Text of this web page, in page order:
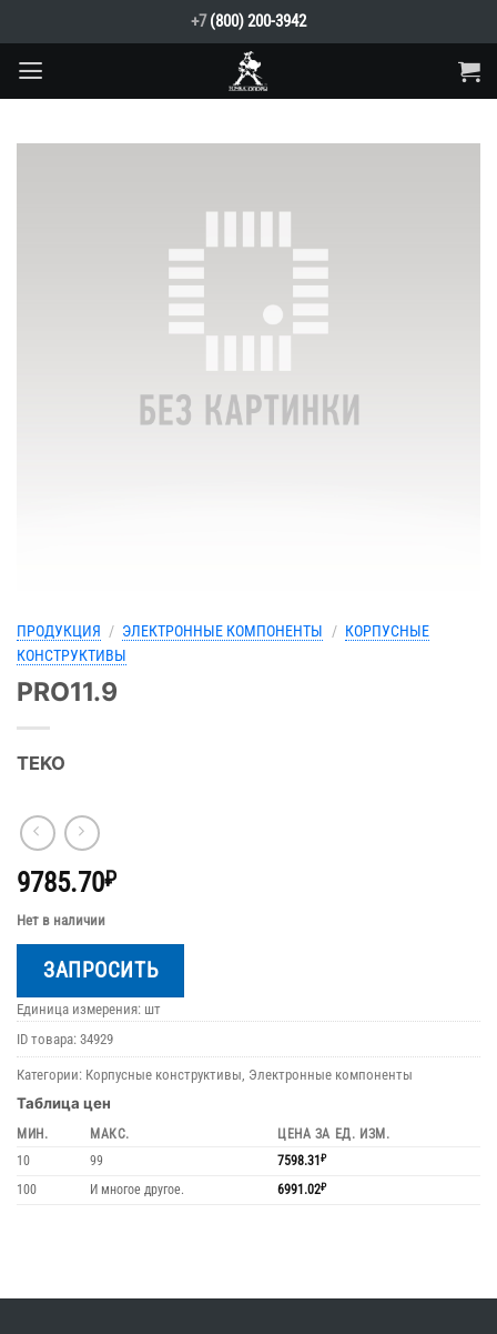
to
content
+7 (800) 200-3942
ПРОДУКЦИЯ / ЭЛЕКТРОННЫЕ КОМПОНЕНТЫ / КОРПУСНЫЕ
КОНСТРУКТИВЫ
PRO11.9
TEKO
9785.70₽
Нет в наличии
ЗАПРОСИТЬ
Единица измерения: шт
ID товара: 34929
Категории: Корпусные конструктивы Электронные компоненты
Таблица цен
МИН. МАКС.
ЦЕНА ЗА ЕД. ИЗМ.
10
99 7598.31 ₽
100 И многое другое. 6991.02₽